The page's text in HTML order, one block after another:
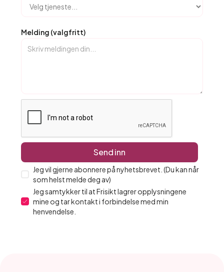
Melding (valgfritt)
Jeg vil gjerne abonnere på nyhetsbrevet. (Du kan når
som helst melde deg av)
Jeg samtykker til at Frisikt lagrer opplysningene
mine og tar kontakt i forbindelse med min
henvendelse.